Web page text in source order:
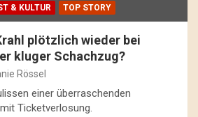
& KULTUR TOP STORY
plötzlich wieder bei
kluger Schachzug?
Rössel
einer überraschenden
Ticketverlosung.